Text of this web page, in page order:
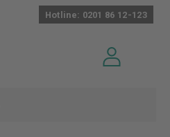
Hotline: 0201 86 12-123